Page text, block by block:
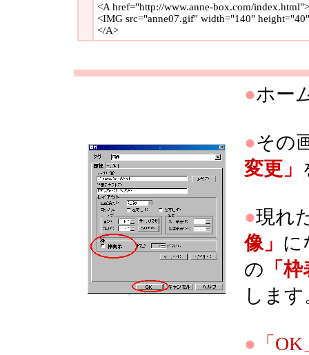
<A href="http://www.anne-box.com/index.html">
<IMG src="anne07.gif" width="140" height="40"
</A>
●ホー
●その
変更」
●現れ
像」 に
の 「
します
● 「